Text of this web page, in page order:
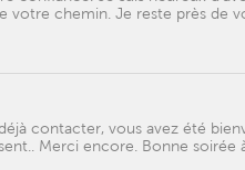
votre chemin. Je reste près de
contacter, vous avez été
Merci encore. Bonne soirée